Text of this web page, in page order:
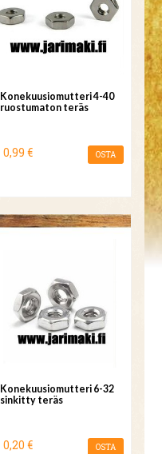
Konekuusiomutteri 4-40
ruostumaton teräs
0,99 € OSTA
Konekuusiomutteri 6-32
sinkitty teräs
0,20 € OSTA